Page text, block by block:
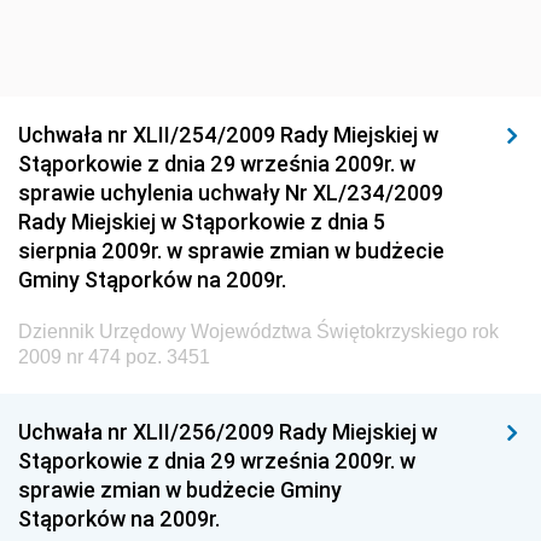
Środowiska
Dziennik Urzędowy Ministerstwa Administracji,
Gospodarki Terenowej i Ochrony Środowiska
Dziennik Urzędowy Ministerstwa Administracji i
Gospodarki Przestrzennej
Dziennik Urzędowy Unii Europejskiej, L
Dziennik Urzędowy Ministerstwa Komunikacji
Chemicznego i Lekkiego
Dziennik Urzędowy Ministerstwa Rolnictwa i
Gospodarki Żywnościowej
Uchwała nr XLII/254/2009 Rady Miejskiej w
Stąporkowie z dnia 29 września 2009r. w
sprawie uchylenia uchwały Nr XL/234/2009
Rady Miejskiej w Stąporkowie z dnia 5
sierpnia 2009r. w sprawie zmian w budżecie
Gminy Stąporków na 2009r.
Dziennik Urzędowy Województwa Świętokrzyskiego rok
2009 nr 474 poz. 3451
Uchwała nr XLII/256/2009 Rady Miejskiej w
Stąporkowie z dnia 29 września 2009r. w
sprawie zmian w budżecie Gminy
Stąporków na 2009r.